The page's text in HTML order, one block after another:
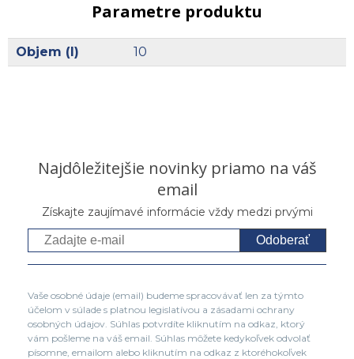
Parametre produktu
Objem (l) 10
Najdôležitejšie novinky priamo na váš
email
Získajte zaujímavé informácie vždy medzi prvými
Odoberať
Vaše osobné údaje (email) budeme spracovávať len za týmto
účelom v súlade s platnou legislatívou a zásadami ochrany
osobných údajov. Súhlas potvrdíte kliknutím na odkaz, ktorý
vám pošleme na váš email. Súhlas môžete kedykoľvek odvolať
písomne, emailom alebo kliknutím na odkaz z ktoréhokoľvek